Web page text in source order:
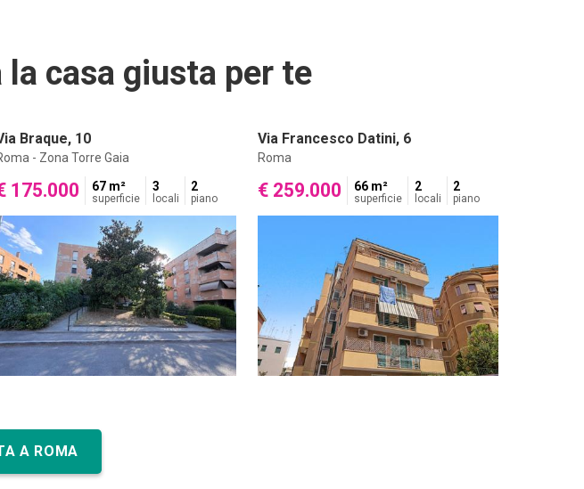
casa giusta per te
Braque, 10
- Zona Torre Gaia
175.000 67 m²
superficie
3
locali
2
piano
Via Francesco Datini, 6
Roma
€ 259.000 66 m²
superficie
2
locali
2
piano
A ROMA